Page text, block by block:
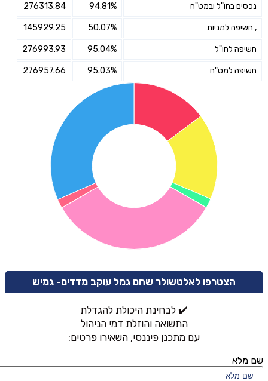
נכסים בחו"ל ובמט"ח 94.81%
276313.84
, חשיפה למניות 50.07%
145929.25
חשיפה לחו"ל 95.04%
276993.93
חשיפה למט"ח 95.03%
276957.66
הצטרפו לאלטשולר שחם גמל עוקב מדדים- גמיש
✔️ לבחינת היכולת להגדלת
התשואה והוזלת דמי הניהול
עם מתכנן פיננסי, השאירו פרטים:
שם מלא